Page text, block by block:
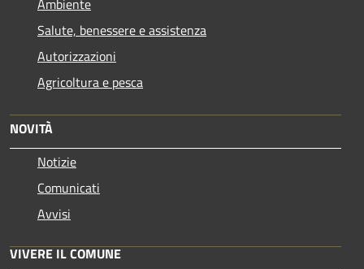
Ambiente
Salute, benessere e assistenza
Autorizzazioni
Agricoltura e pesca
NOVITÀ
Notizie
Comunicati
Avvisi
VIVERE IL COMUNE